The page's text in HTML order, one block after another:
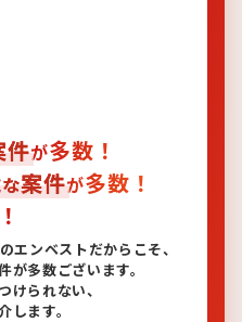
件が多数！
な案件が多数！
エンベストだからこそ、
多数ございます。
けられない、
ます。